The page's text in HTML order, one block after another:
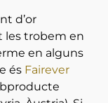
d’or
les trobem en
en alguns
és Fairever